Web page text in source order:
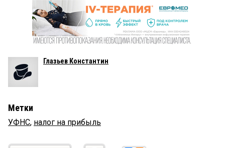
Глазьев Константин
Метки
УФНС, налог на прибыль